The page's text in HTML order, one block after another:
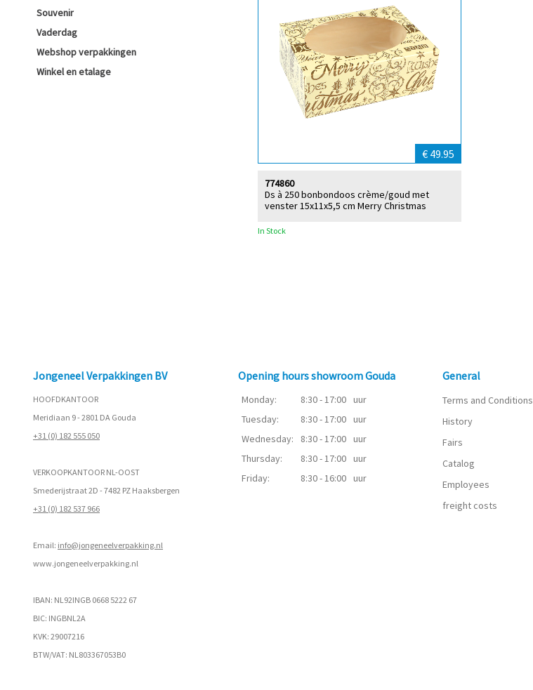
Souvenir
Vaderdag
Webshop verpakkingen
Winkel en etalage
€ 49.95
Ds à 250 bonbondoos crème/goud met
venster 15x11x5,5 cm Merry Christmas
774860
In Stock
Jongeneel Verpakkingen BV
HOOFDKANTOOR
Meridiaan 9 - 2801 DA Gouda
+31 (0) 182 555 050
VERKOOPKANTOOR NL-OOST
Smederijstraat 2D - 7482 PZ Haaksbergen
+31 (0) 182 537 966
Email: info@jongeneelverpakking.nl
www.jongeneelverpakking.nl
IBAN: NL92INGB 0668 5222 67
BIC: INGBNL2A
KVK: 29007216
BTW/VAT: NL803367053B0
Opening hours showroom Gouda
Monday: 8:30 - 17:00 uur
Tuesday:
8:30 - 17:00 uur
Wednesday:
8:30 - 17:00 uur
Thursday:
8:30 - 17:00 uur
Friday:
8:30 - 16:00 uur
General
Terms and Conditions
History
Fairs
Catalog
Employees
freight costs